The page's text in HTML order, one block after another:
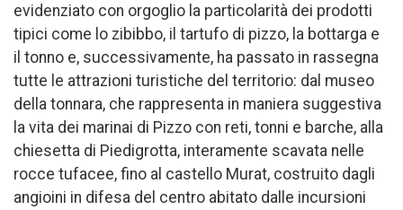
evidenziato con orgoglio la particolarità dei prodotti
tipici come lo zibibbo, il tartufo di pizzo, la bottarga e
il tonno e, successivamente, ha passato in rassegna
tutte le attrazioni turistiche del territorio: dal museo
della tonnara, che rappresenta in maniera suggestiva
la vita dei marinai di Pizzo con reti, tonni e barche, alla
chiesetta di Piedigrotta, interamente scavata nelle
rocce tufacee, fino al castello Murat, costruito dagli
angioini in difesa del centro abitato dalle incursioni